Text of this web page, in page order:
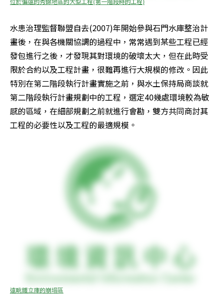
水患治理監督聯盟自去(2007)年開始參與石門水庫整治計
畫後，在與各機關協調的過程中，常常遇到某些工程已經
發包進行之後，才發現其對環境的破壞太大，但在此時受
限於合約以及工程計畫，很難再進行大規模的修改。因此
特別在第二階段執行計畫實施之前，與水土保持局商談就
第二階段執行計畫規劃中的工程，選定40幾處環境較為敏
感的區域，在細部規劃之前就進行會勘，雙方共同商討其
工程的必要性以及工程的最適規模。
遠眺鐵立庫的崩塌區